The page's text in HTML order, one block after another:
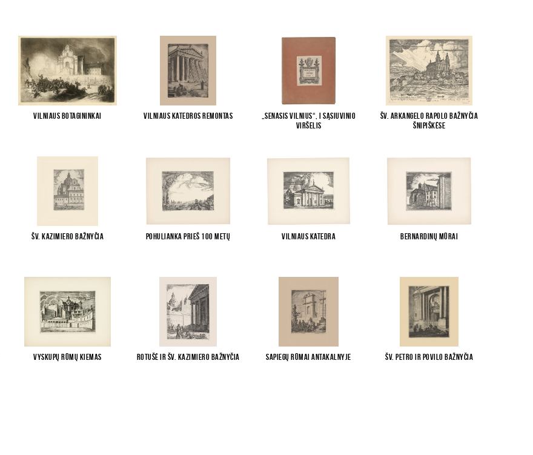
Vilniaus botagininkai Vilniaus katedros remontas
„Senasis Vilnius“, I sąsiuvinio
viršelis
Šv. Arkangelo Rapolo bažnyčia
Šnipiškėse
Šv. Kazimiero bažnyčia Pohulianka prieš 100 metų Vilniaus katedra Bernardinų mūrai
Vyskupų rūmų kiemas Rotušė ir Šv. Kazimiero bažnyčia Sapiegų rūmai Antakalnyje Šv. Petro ir Povilo bažnyčia